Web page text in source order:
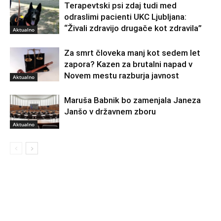
Aktualno
Terapevtski psi zdaj tudi med
odraslimi pacienti UKC Ljubljana:
“Živali zdravijo drugače kot zdravila”
Aktualno
Za smrt človeka manj kot sedem let
zapora? Kazen za brutalni napad v
Novem mestu razburja javnost
Aktualno
Maruša Babnik bo zamenjala Janeza
Janšo v državnem zboru